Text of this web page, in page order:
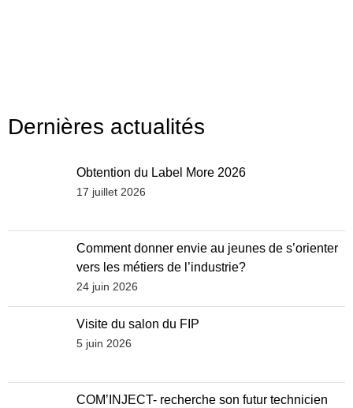
Dernières actualités
Obtention du Label More 2026
17 juillet 2026
Comment donner envie au jeunes de s’orienter
vers les métiers de l’industrie?
24 juin 2026
Visite du salon du FIP
5 juin 2026
COM’INJECT- recherche son futur technicien